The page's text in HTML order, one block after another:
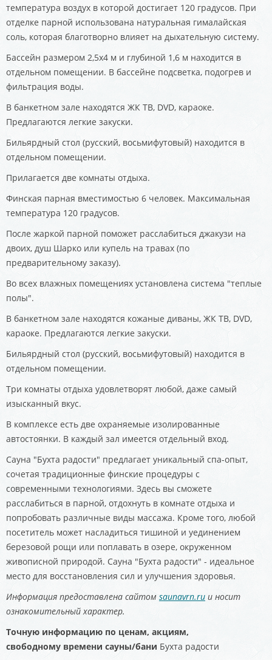
температура воздух в которой достигает 120 градусов. При
отделке парной использована натуральная гималайская
соль, которая благотворно влияет на дыхательную систему.
Бассейн размером 2,5х4 м и глубиной 1,6 м находится в
отдельном помещении. В бассейне подсветка, подогрев и
фильтрация воды.
В банкетном зале находятся ЖК ТВ, DVD, караоке.
Предлагаются легкие закуски.
Бильярдный стол (русский, восьмифутовый) находится в
отдельном помещении.
Прилагается две комнаты отдыха.
Финская парная вместимостью 6 человек. Максимальная
температура 120 градусов.
После жаркой парной поможет расслабиться джакузи на
двоих, душ Шарко или купель на травах (по
предварительному заказу).
Во всех влажных помещениях установлена система "теплые
полы".
В банкетном зале находятся кожаные диваны, ЖК ТВ, DVD,
караоке. Предлагаются легкие закуски.
Бильярдный стол (русский, восьмифутовый) находится в
отдельном помещении.
Три комнаты отдыха удовлетворят любой, даже самый
изысканный вкус.
В комплексе есть две охраняемые изолированные
автостоянки. В каждый зал имеется отдельный вход.
Сауна "Бухта радости" предлагает уникальный спа-опыт,
сочетая традиционные финские процедуры с
современными технологиями. Здесь вы сможете
расслабиться в парной, отдохнуть в комнате отдыха и
попробовать различные виды массажа. Кроме того, любой
посетитель может насладиться тишиной и уединением
березовой рощи или поплавать в озере, окруженном
живописной природой. Сауна "Бухта радости" - идеальное
место для восстановления сил и улучшения здоровья.
Информация предоставлена сайтом saunavrn.ru и носит
ознакомительный характер.
Точную информацию по ценам, акциям,
свободному времени сауны/бани Бухта радости